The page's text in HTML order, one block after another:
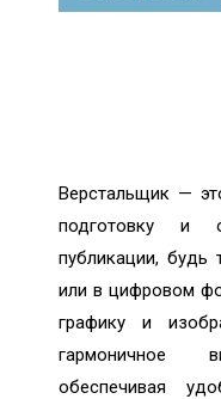
Верстальщик —
подготовку и
публикации, будь
или в цифровом
графику и
гармоничное
обеспечивая